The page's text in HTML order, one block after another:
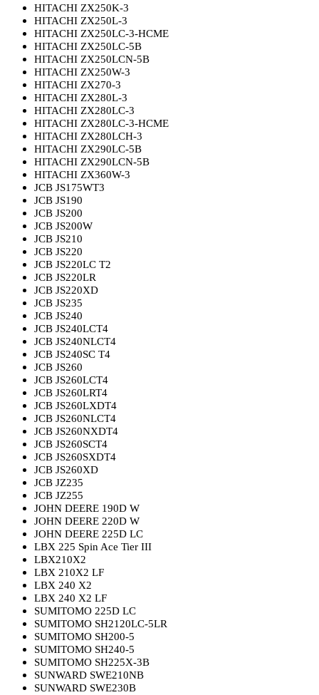
HITACHI ZX250K-3
HITACHI ZX250L-3
HITACHI ZX250LC-3-HCME
HITACHI ZX250LC-5B
HITACHI ZX250LCN-5B
HITACHI ZX250W-3
HITACHI ZX270-3
HITACHI ZX280L-3
HITACHI ZX280LC-3
HITACHI ZX280LC-3-HCME
HITACHI ZX280LCH-3
HITACHI ZX290LC-5B
HITACHI ZX290LCN-5B
HITACHI ZX360W-3
JCB JS175WT3
JCB JS190
JCB JS200
JCB JS200W
JCB JS210
JCB JS220
JCB JS220LC T2
JCB JS220LR
JCB JS220XD
JCB JS235
JCB JS240
JCB JS240LCT4
JCB JS240NLCT4
JCB JS240SC T4
JCB JS260
JCB JS260LCT4
JCB JS260LRT4
JCB JS260LXDT4
JCB JS260NLCT4
JCB JS260NXDT4
JCB JS260SCT4
JCB JS260SXDT4
JCB JS260XD
JCB JZ235
JCB JZ255
JOHN DEERE 190D W
JOHN DEERE 220D W
JOHN DEERE 225D LC
LBX 225 Spin Ace Tier III
LBX210X2
LBX 210X2 LF
LBX 240 X2
LBX 240 X2 LF
SUMITOMO 225D LC
SUMITOMO SH2120LC-5LR
SUMITOMO SH200-5
SUMITOMO SH240-5
SUMITOMO SH225X-3B
SUNWARD SWE210NB
SUNWARD SWE230B